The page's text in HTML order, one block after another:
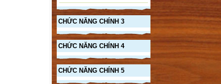
CHỨC NĂNG CHÍNH 3
CHỨC NĂNG CHÍNH 4
CHỨC NĂNG CHÍNH 5